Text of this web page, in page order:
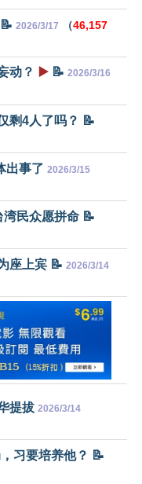
2026/3/17 （46,157
动？ ▶️ 📝 2026/3/16
剩4人了吗？ 📝
出事了 2026/3/15
民众愿拼命 📝
座上宾 📝 2026/3/14
提拔 2026/3/14
习要培养他？ 📝